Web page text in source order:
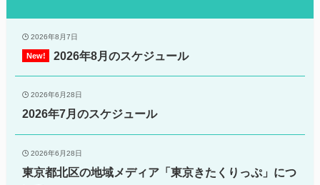
2026年8月7日
2026年8月のスケジュール
2026年6月28日
2026年7月のスケジュール
2026年6月28日
東京都北区の地域メディア「東京きたくりっぷ」につ